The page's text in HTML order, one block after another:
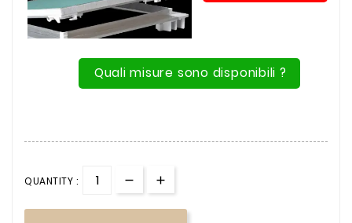
Quali misure sono disponibili ?
QUANTITY :